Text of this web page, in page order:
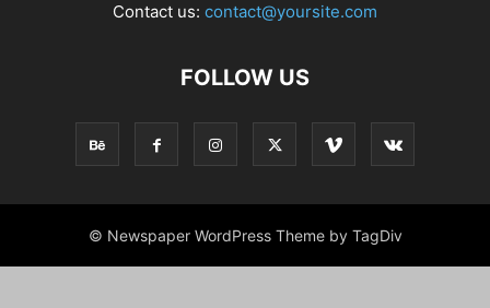
Contact us: contact@yoursite.com
FOLLOW US
© Newspaper WordPress Theme by TagDiv